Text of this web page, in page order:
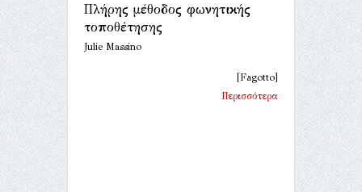
Πλήρης μέθοδος φωνητικής
τοποθέτησης
Julie Massino
[Fagotto]
Περισσότερα